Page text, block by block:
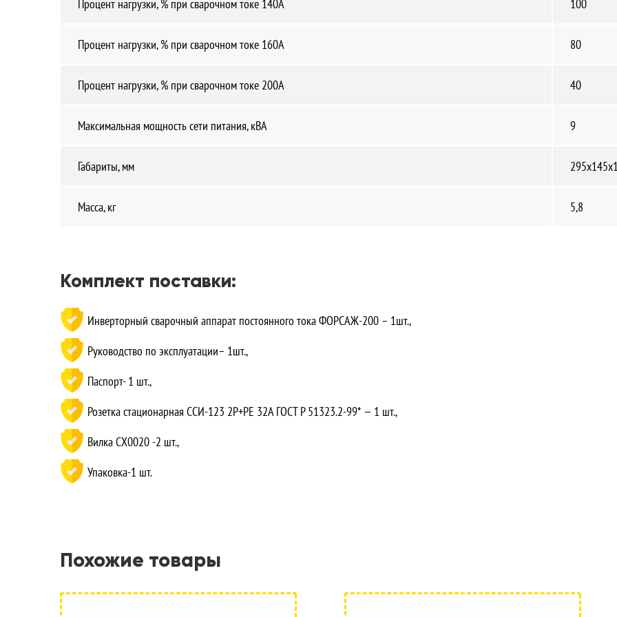
Процент нагрузки, % при сварочном токе 140А 100
Процент нагрузки, % при сварочном токе 160А 80
Процент нагрузки, % при сварочном токе 200А 40
Максимальная мощность сети питания, кВА 9
Габариты, мм
Масса, кг 5,8
Комплект поставки:
Инверторный сварочный аппарат постоянного тока ФОРСАЖ-200 – 1шт.,
Руководство по эксплуатации– 1шт.,
Паспорт- 1 шт.,
Розетка стационарная ССИ-123 2P+PE 32A ГОСТ Р 51323.2-99* — 1 шт.,
Вилка СХ0020 -2 шт.,
Упаковка-1 шт.
Похожие товары